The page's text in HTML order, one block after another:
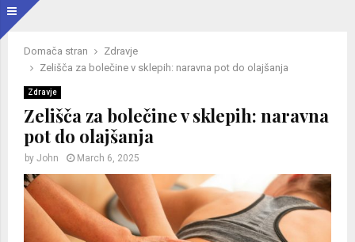
Domača stran
Zdravje
Zelišča za bolečine v sklepih: naravna pot do olajšanja
Zdravje
Zelišča za bolečine v sklepih: naravna
pot do olajšanja
by John March 6, 2025